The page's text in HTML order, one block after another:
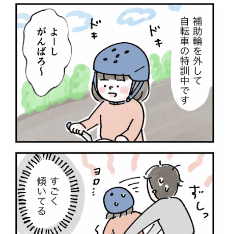
「こそだてまっぷ」とは
サイトのご利⽤にあたって
個⼈情報について